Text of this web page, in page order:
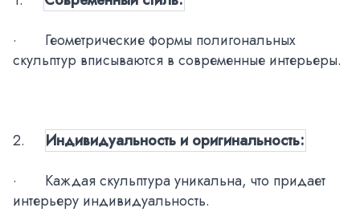
· Геометрические формы полигональных
скульптур вписываются в современные интерьеры.
2. Индивидуальность и оригинальность:
· Каждая скульптура уникальна, что придает
интерьеру индивидуальность.